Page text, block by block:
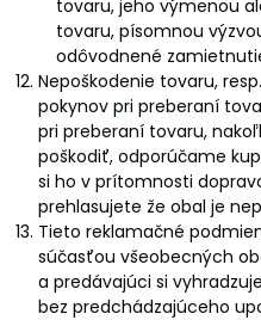
tovaru, jeho výmenou
tovaru, písomnou
odôvodnené
Nepoškodenie tovaru,
pokynov pri preberaní
pri preberaní tovaru,
poškodiť, odporúčame
si ho v prítomnosti
prehlasujete že obal je
Tieto reklamačné
súčasťou všeobecných
a predávajúci si
bez predchádzajúceho